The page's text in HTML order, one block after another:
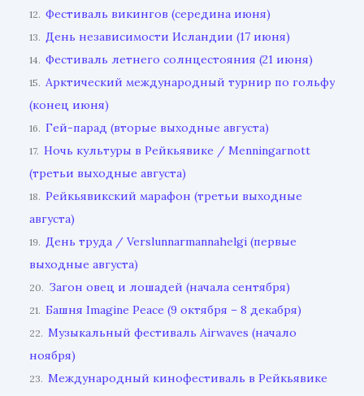
12. Фестиваль викингов (середина июня)
13. День независимости Исландии (17 июня)
14. Фестиваль летнего солнцестояния (21 июня)
15. Арктический международный турнир по гольфу
(конец июня)
16. Гей-парад (вторые выходные августа)
17. Ночь культуры в Рейкьявике / Menningarnott
(третьи выходные августа)
18. Рейкьявикский марафон (третьи выходные
августа)
19. День труда / Verslunnarmannahelgi (первые
выходные августа)
20. Загон овец и лошадей (начала сентября)
21. Башня Imagine Peace (9 октября – 8 декабря)
22. Музыкальный фестиваль Airwaves (начало
ноября)
23. Международный кинофестиваль в Рейкьявике